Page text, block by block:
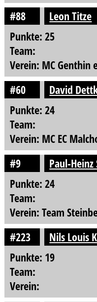
#88
Leon Titze
Punkte: 25
Team:
Verein: MC Genthin
#60
David
Punkte: 24
Team:
Verein: MC EC
#9
Paul-
Punkte: 24
Team:
Verein: Team
#223
Nils Louis
Punkte: 19
Team:
Verein: